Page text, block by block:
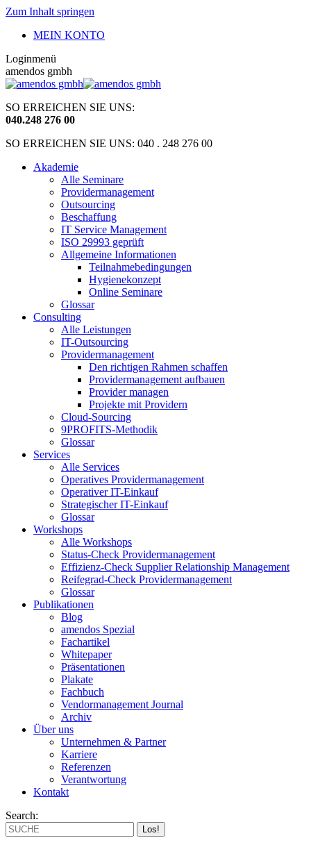
Zum Inhalt springen
MEIN KONTO
Loginmenü
amendos gmbh
SO ERREICHEN SIE UNS:
040.248 276 00
SO ERREICHEN SIE UNS: 040 . 248 276 00
Akademie
Alle Seminare
Providermanagement
Outsourcing
Beschaffung
IT Service Management
ISO 29993 geprüft
Allgemeine Informationen
Teilnahmebedingungen
Hygienekonzept
Online Seminare
Glossar
Consulting
Alle Leistungen
IT-Outsourcing
Providermanagement
Den richtigen Rahmen schaffen
Providermanagement aufbauen
Provider managen
Projekte mit Providern
Cloud-Sourcing
9PROFITS-Methodik
Glossar
Services
Alle Services
Operatives Providermanagement
Operativer IT-Einkauf
Strategischer IT-Einkauf
Glossar
Workshops
Alle Workshops
Status-Check Providermanagement
Effizienz-Check Supplier Relationship Management
Reifegrad-Check Providermanagement
Glossar
Publikationen
Blog
amendos Spezial
Fachartikel
Whitepaper
Präsentationen
Plakate
Fachbuch
Vendormanagement Journal
Archiv
Über uns
Unternehmen & Partner
Karriere
Referenzen
Verantwortung
Kontakt
Search: